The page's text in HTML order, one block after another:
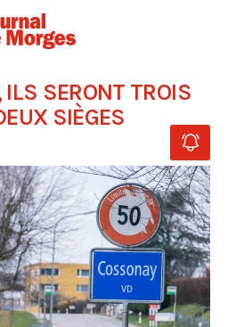
SERONT TROIS
SIÈGES